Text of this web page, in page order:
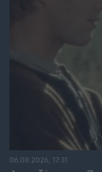
06.08.2026, 17:31